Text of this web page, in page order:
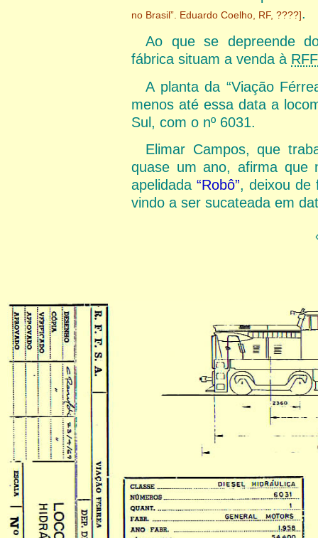
no Brasil”. Eduardo Coelho, RF, ????].
Ao que se depreende
fábrica situam a venda à
A planta da “Viação
menos até essa data a
Sul, com o nº 6031.
Elimar Campos, que
quase um ano, afirma que
apelidada “Robô”, deixou de
vindo a ser sucateada em